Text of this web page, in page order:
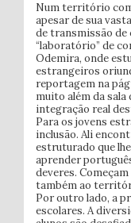
Num território
apesar de sua
de transmissão de
“laboratório” de
Odemira, onde
estrangeiros
reportagem na
muito além da sala
integração real
Para os jovens
inclusão. Ali
estruturado que
aprender
deveres.
também ao
Por outro lado, a
escolares. A